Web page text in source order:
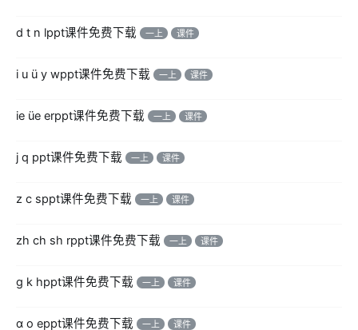
d t n lppt课件免费下载 一上 课件
i u ü y wppt课件免费下载 一上 课件
ie üe erppt课件免费下载 一上 课件
j q ppt课件免费下载 一上 课件
z c sppt课件免费下载 一上 课件
zh ch sh rppt课件免费下载 一上 课件
ɡ k hppt课件免费下载 一上 课件
ɑ o eppt课件免费下载 一上 课件